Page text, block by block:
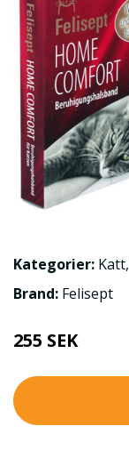
Kategorier: Katt,
Brand: Felisept
255 SEK